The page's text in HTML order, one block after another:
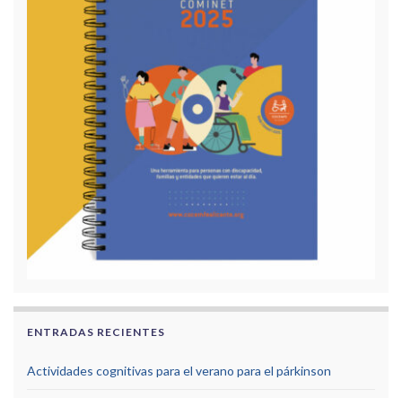
ENTRADAS RECIENTES
Actividades cognitivas para el verano para el párkinson